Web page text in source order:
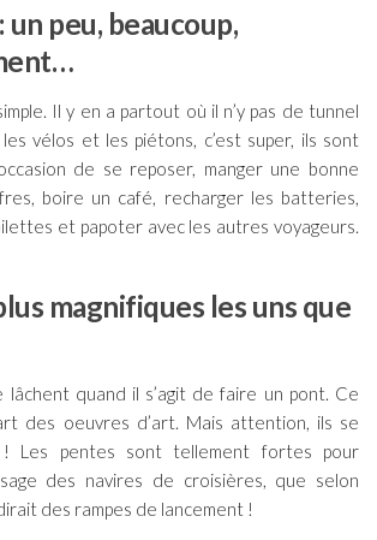
peu, beaucoup,
Il y en a partout où il n’y pas de tunnel
vélos et les piétons, c’est super, ils sont
de se reposer, manger une bonne
boire un café, recharger les batteries,
et papoter avec les autres voyageurs.
magnifiques les uns que
lâchent quand il s’agit de faire un pont. Ce
des oeuvres d’art. Mais attention, ils se
Les pentes sont tellement fortes pour
des navires de croisières, que selon
des rampes de lancement !